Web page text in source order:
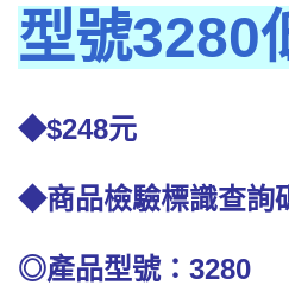
型號3280
◆$248元
◆商品檢驗標識查詢
◎產品型號：3280